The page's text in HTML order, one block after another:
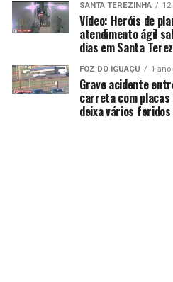
SANTA TEREZINHA
Vídeo: Heróis de
atendimento ágil
dias em Santa
FOZ DO IGUAÇU 1 ano
Grave acidente
carreta com placas
deixa vários feridos